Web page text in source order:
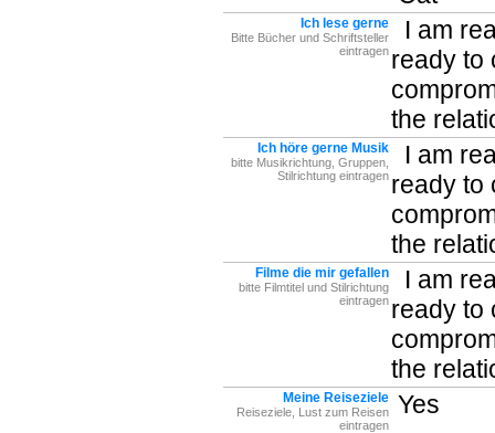
Ich lese gerne
Bitte Bücher und Schriftsteller
eintragen
I am
ready to
the
Ich höre gerne Musik
bitte Musikrichtung, Gruppen,
Stilrichtung eintragen
I am
ready to
the
Filme die mir gefallen
bitte Filmtitel und Stilrichtung
eintragen
I am
ready to
the
Meine Reiseziele
Reiseziele, Lust zum Reisen
eintragen
Yes